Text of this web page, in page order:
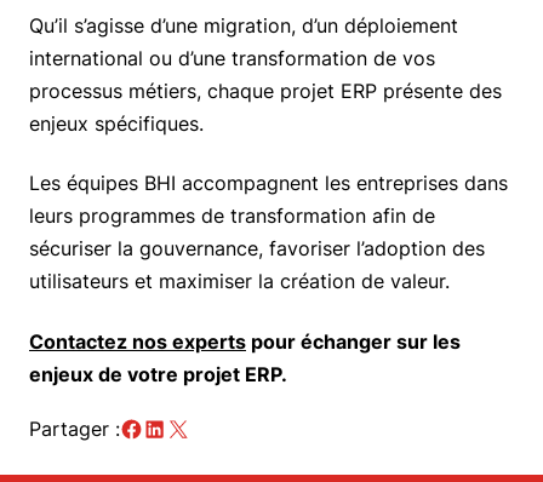
Qu’il s’agisse d’une migration, d’un déploiement
international ou d’une transformation de vos
processus métiers, chaque projet ERP présente des
enjeux spécifiques.
Les équipes BHI accompagnent les entreprises dans
leurs programmes de transformation afin de
sécuriser la gouvernance, favoriser l’adoption des
utilisateurs et maximiser la création de valeur.
Contactez nos experts pour échanger sur les
enjeux de votre projet ERP.
Partager :